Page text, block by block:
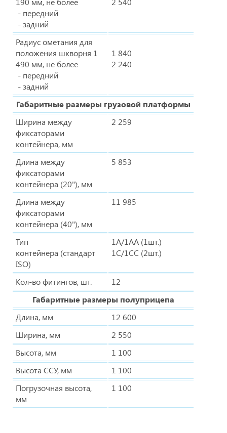
- передний
- задний
Радиус ометания для
положения шкворня 1
490 мм, не более
- передний
- задний
1 840
2 240
Габаритные размеры грузовой платформы
Ширина между
фиксаторами
контейнера, мм
2 259
Длина между
фиксаторами
контейнера (20"), мм
5 853
Длина между
фиксаторами
контейнера (40"), мм
11 985
Тип
контейнера (стандарт
ISO)
1A/1AA (1шт.)
1C/1CC (2шт.)
Кол-во фитингов, шт.
12
Габаритные размеры полуприцепа
Длина, мм
12 600
Ширина, мм
2 550
Высота, мм
1 100
Высота ССУ, мм
1 100
Погрузочная высота,
мм
1 100